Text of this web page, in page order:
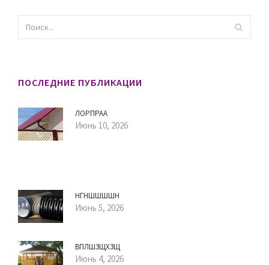
ПОСЛЕДНИЕ ПУБЛИКАЦИИ
ЛОРПРАА
Июнь 10, 2026
НГНШШШШН
Июнь 5, 2026
ВПЛШЗЩХЗЩ
Июнь 4, 2026